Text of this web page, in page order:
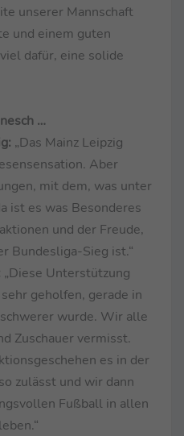
unserer Mannschaft
und einem guten
dafür, eine solide
…
„Das Mainz Leipzig
Aber
mit dem, was unter
ist es was Besonderes
und der Freude,
Bundesliga-Sieg ist.“
„Diese Unterstützung
geholfen, gerade in
wurde. Wir alle
Zuschauer vermisst.
es in der
zulässt und wir dann
Fußball in allen